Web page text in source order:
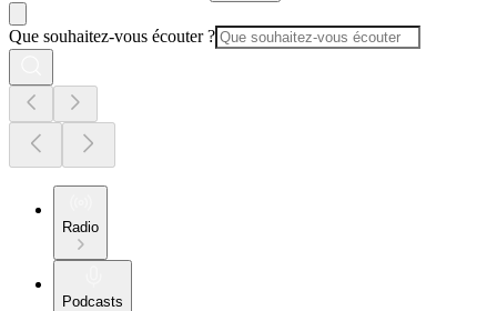
Que souhaitez-vous écouter ?
Radio
Podcasts